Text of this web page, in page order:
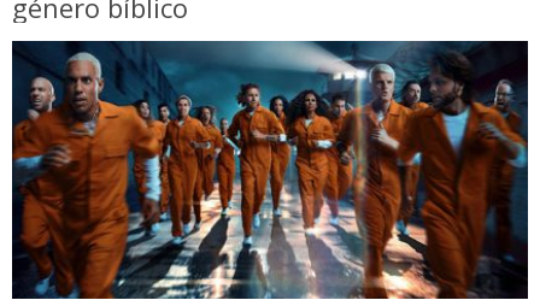
género bíblico